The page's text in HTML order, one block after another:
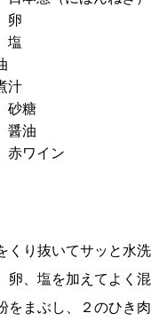
イン
り抜いてサッと水洗
、塩を加えてよく混
まぶし、２のひき肉